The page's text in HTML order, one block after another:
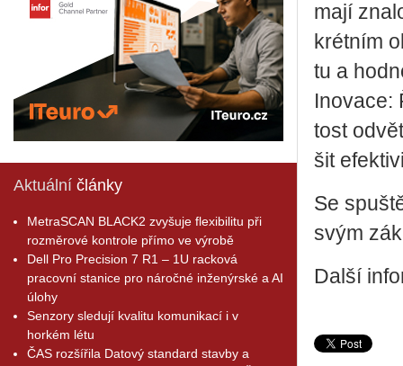
Aktuální články
MetraSCAN BLACK2 zvyšuje flexibilitu při
rozměrové kontrole přímo ve výrobě
Dell Pro Precision 7 R1 – 1U racková
pracovní stanice pro náročné inženýrské a AI
úlohy
Senzory sledují kvalitu komunikací i v
horkém létu
ČAS rozšířila Datový standard stavby a
mají
krét­ním
tu a
Ino­va­ce:
tost
šit
Se
svým
Další